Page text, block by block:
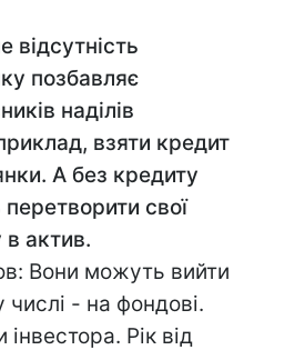
відсутність
позбавляє
наділів
взяти кредит
А без кредиту
свої
в актив.
Вони можуть вийти
- на фондові.
Рік від